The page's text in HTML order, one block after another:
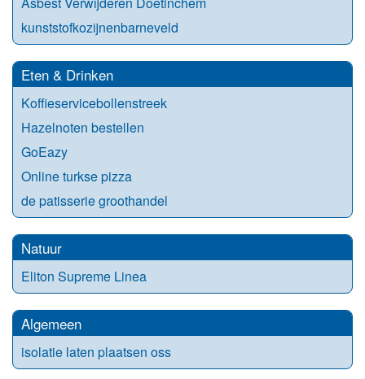
kunststofkozijnenbarneveld
Eten & Drinken
Koffieservicebollenstreek
Hazelnoten bestellen
GoEazy
Online turkse pizza
de patisserie groothandel
Natuur
Eliton Supreme Linea
Algemeen
isolatie laten plaatsen oss